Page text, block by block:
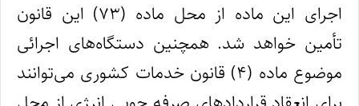
اجرای این ماده از محل ماده (۷۳) این قانون
تأمین خواهد شد. همچنین دستگاه‌‎های اجرائی
موضوع ماده (۴) قانون خدمات کشوری می‌توانند